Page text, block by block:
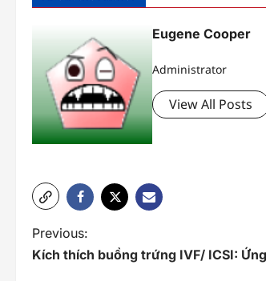
Eugene Cooper
Administrator
View All Posts
P
o
Previous:
Kích thích buồng trứng IVF/ ICSI: